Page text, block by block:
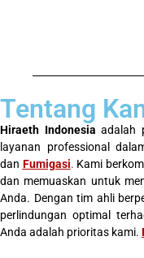
Tentang
Hiraeth Indonesia adalah
layanan professional
dan Fumigasi. Kami
dan memuaskan untuk
Anda. Dengan tim ahli
perlindungan optimal
Anda adalah prioritas kami.